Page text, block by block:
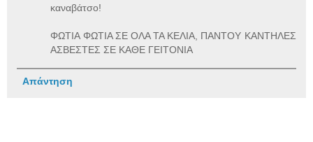
καναβάτσο!
ΦΩΤΙΑ ΦΩΤΙΑ ΣΕ ΟΛΑ ΤΑ ΚΕΛΙΑ, ΠΑΝΤΟΥ ΚΑΝΤΗΛΕΣ
ΑΣΒΕΣΤΕΣ ΣΕ ΚΑΘΕ ΓΕΙΤΟΝΙΑ
Απάντηση